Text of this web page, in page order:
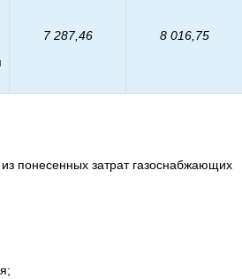
7 287,46 8 016,75
понесенных затрат газоснабжающих